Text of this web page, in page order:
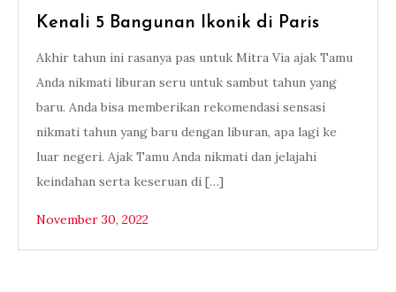
Kenali 5 Bangunan Ikonik di Paris
Akhir tahun ini rasanya pas untuk Mitra Via ajak Tamu
Anda nikmati liburan seru untuk sambut tahun yang
baru. Anda bisa memberikan rekomendasi sensasi
nikmati tahun yang baru dengan liburan, apa lagi ke
luar negeri. Ajak Tamu Anda nikmati dan jelajahi
keindahan serta keseruan di […]
November 30, 2022